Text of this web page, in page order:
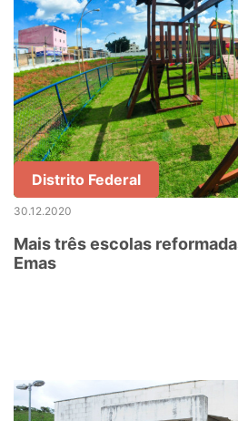
Distrito Federal
30.12.2020
Mais três escolas
Emas